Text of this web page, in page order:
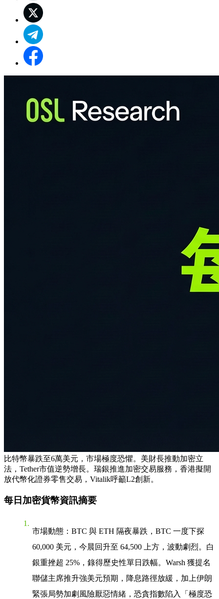
比特幣暴跌至6萬美元，市場極度恐懼。美財長推動加密立
法，Tether市值逆勢增長。瑞銀推進加密交易服務，香港擬開
放代幣化證券零售交易，Vitalik呼籲L2創新。
每日加密貨幣資訊摘要
市場動態 ：BTC 與 ETH 隔夜暴跌，BTC 一度下探
60,000 美元，今晨回升至 64,500 上方，波動劇烈。白
銀重挫超 25%，錄得歷史性單日跌幅。Warsh 獲提名
聯儲主席推升強美元預期，降息路徑放緩，加上伊朗
緊張局勢加劇風險厭惡情緒，恐貪指數陷入「極度恐